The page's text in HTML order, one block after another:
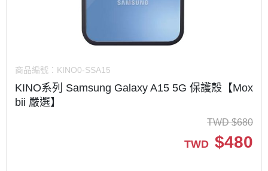
商品編號： KINO0-SSA15
KINO系列 Samsung Galaxy A15 5G 保護殼【Mox
bii 嚴選】
TWD $680
TWD $480